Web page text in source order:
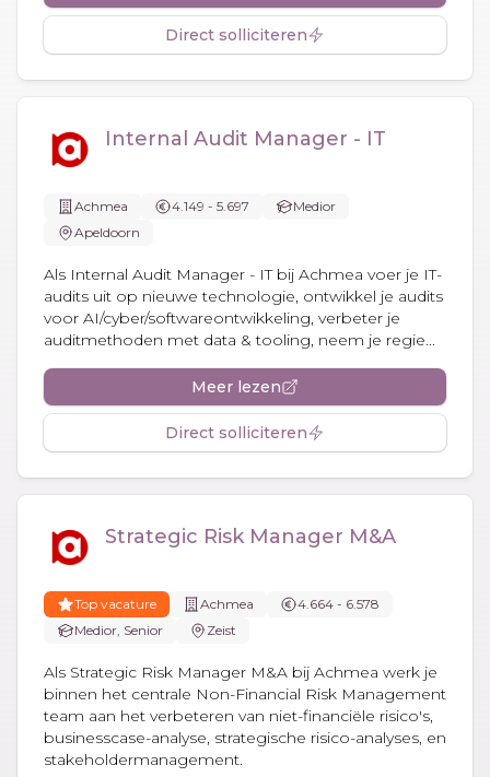
Direct solliciteren
Internal Audit Manager - IT
Achmea 4.149 - 5.697
Medior
Apeldoorn
Als Internal Audit Manager - IT bij Achmea voer je IT-
audits uit op nieuwe technologie, ontwikkel je audits
voor AI/cyber/softwareontwikkeling, verbeter je
auditmethoden met data & tooling, neem je regie...
Meer lezen
Direct solliciteren
Strategic Risk Manager M&A
Top vacature Achmea
4.664 - 6.578
Medior, Senior
Zeist
Als Strategic Risk Manager M&A bij Achmea werk je
binnen het centrale Non-Financial Risk Management
team aan het verbeteren van niet-financiële risico's,
businesscase-analyse, strategische risico-analyses, en
stakeholdermanagement.